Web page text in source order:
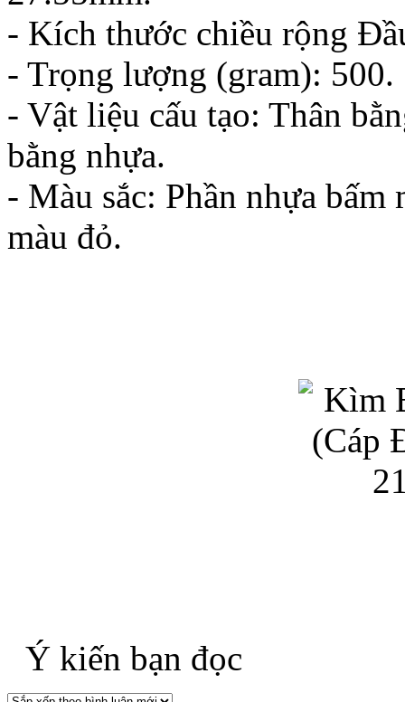
- Kích thước chiều rộng
- Trọng lượng (gram): 500.
- Vật liệu cấu tạo: Thân
bằng nhựa.
- Màu sắc: Phần nhựa bấm
màu đỏ.
Ý kiến bạn đọc